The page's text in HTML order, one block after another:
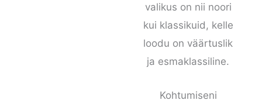
valikus on nii noori
kui klassikuid, kelle
loodu on väärtuslik
ja esmaklassiline.
Kohtumiseni